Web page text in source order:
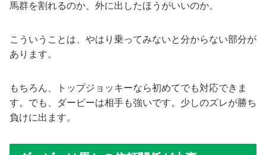
馬群を割れるのか、外に出したほうがいいのか。
こういうことは、やはり乗ってみないと分からない部分が
あります。
もちろん、トップジョッキーなら初めてでも対応できま
す。でも、ダービーは相手も強いです。少しのズレが勝ち
負けに出ます。